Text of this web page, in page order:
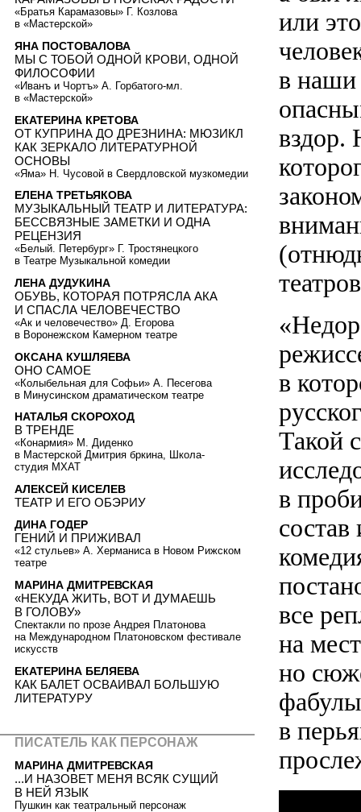
или
в наши
вздор.
в
Такой
в
все
на
но
в
«Братья Карамазовы» Г. Козлова
в «Мастерской»
ЯНА ПОСТОВАЛОВА
МЫ С ТОБОЙ ОДНОЙ КРОВИ, ОДНОЙ
ФИЛОСОФИИ
«Иванъ и Чортъ» А. Горбатого-мл.
в «Мастерской»
ЕКАТЕРИНА КРЕТОВА
ОТ КУПРИНА ДО ДРЕЗНИНА: МЮЗИКЛ
КАК ЗЕРКАЛО ЛИТЕРАТУРНОЙ
ОСНОВЫ
«Яма» Н. Чусовой в Свердловской музкомедии
ЕЛЕНА ТРЕТЬЯКОВА
МУЗЫКАЛЬНЫЙ ТЕАТР И ЛИТЕРАТУРА:
БЕССВЯЗНЫЕ ЗАМЕТКИ И ОДНА
РЕЦЕНЗИЯ
«Белый. Петербург» Г. Тростянецкого
в Театре Музыкальной комедии
ЛЕНА ДУДУКИНА
ОБУВЬ, КОТОРАЯ ПОТРЯСЛА АКА
И СПАСЛА ЧЕЛОВЕЧЕСТВО
«Ак и человечество» Д. Егорова
в Воронежском Камерном театре
ОКСАНА КУШЛЯЕВА
ОНО САМОЕ
«Колыбельная для Софьи» А. Песегова
в Минусинском драматическом театре
НАТАЛЬЯ СКОРОХОД
В ТРЕНДЕ
«Конармия» М. Диденко
в Мастерской Дмитрия бркина, Школа-
студия МХАТ
АЛЕКСЕЙ КИСЕЛЕВ
ТЕАТР И ЕГО ОБЭРИУ
ДИНА ГОДЕР
ГЕНИЙ И ПРИЖИВАЛ
«12 стульев» А. Херманиса в Новом Рижском
театре
МАРИНА ДМИТРЕВСКАЯ
«НЕКУДА ЖИТЬ, ВОТ И ДУМАЕШЬ
В ГОЛОВУ»
Спектакли по прозе Андрея Платонова
на Международном Платоновском фестивале
искусств
ЕКАТЕРИНА БЕЛЯЕВА
КАК БАЛЕТ ОСВАИВАЛ БОЛЬШУЮ
ЛИТЕРАТУРУ
ПИСАТЕЛЬ КАК ПЕРСОНАЖ
МАРИНА ДМИТРЕВСКАЯ
...И НАЗОВЕТ МЕНЯ ВСЯК СУЩИЙ
В НЕЙ ЯЗЫК
Пушкин как театральный персонаж